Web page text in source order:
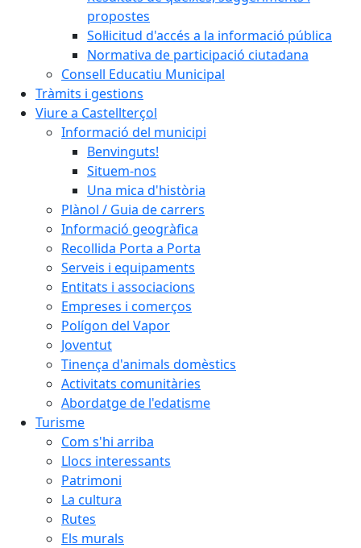
propostes
Sol·licitud d'accés a la informació pública
Normativa de participació ciutadana
Consell Educatiu Municipal
Tràmits i gestions
Viure a Castellterçol
Informació del municipi
Benvinguts!
Situem-nos
Una mica d'història
Plànol / Guia de carrers
Informació geogràfica
Recollida Porta a Porta
Serveis i equipaments
Entitats i associacions
Empreses i comerços
Polígon del Vapor
Joventut
Tinença d'animals domèstics
Activitats comunitàries
Abordatge de l'edatisme
Turisme
Com s'hi arriba
Llocs interessants
Patrimoni
La cultura
Rutes
Els murals